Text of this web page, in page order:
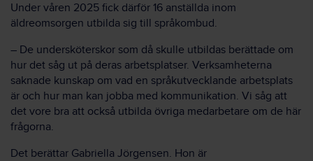
Under våren 2025 fick därför 16 anställda inom
äldreomsorgen utbilda sig till språkombud.
– De undersköterskor som då skulle utbildas berättade om
hur det såg ut på deras arbetsplatser. Verksamheterna
saknade kunskap om vad en språkutvecklande arbetsplats
är och hur man kan jobba med kommunikation. Vi såg att
det vore bra att också utbilda övriga medarbetare om de här
frågorna.
Det berättar Gabriella Jörgensen. Hon är